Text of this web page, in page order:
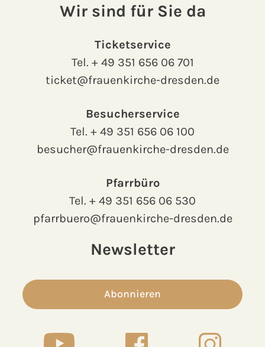
Wir sind für Sie da
Ticketservice
Tel. + 49 351 656 06 701
ticket@frauenkirche-dresden.de
Besucherservice
Tel. + 49 351 656 06 100
besucher@frauenkirche-dresden.de
Pfarrbüro
Tel. + 49 351 656 06 530
pfarrbuero@frauenkirche-dresden.de
Newsletter
Abonnieren